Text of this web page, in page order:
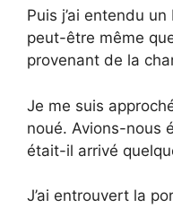
Puis j’ai entendu
peut-être même
provenant de la
Je me suis
noué. Avions-nous
était-il arrivé
J’ai entrouvert la